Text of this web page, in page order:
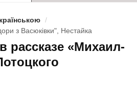
/
з Васюківки", Нестайка
рассказе «Михаил-